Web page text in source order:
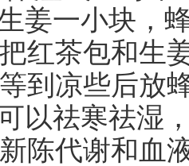
姜一小块，
红茶包和生
到凉些后放
以祛寒祛湿
陈代谢和血